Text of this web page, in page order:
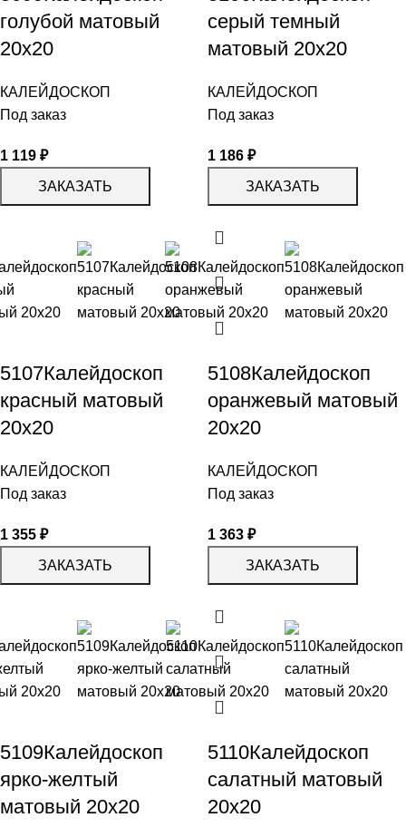
голубой матовый
20х20
КАЛЕЙДОСКОП
Под заказ
1 119 ₽
ЗАКАЗАТЬ
серый темный
матовый 20х20
КАЛЕЙДОСКОП
Под заказ
1 186 ₽
ЗАКАЗАТЬ
5107Калейдоскоп
красный матовый
20х20
КАЛЕЙДОСКОП
Под заказ
1 355 ₽
ЗАКАЗАТЬ
5108Калейдоскоп
оранжевый матовый
20х20
КАЛЕЙДОСКОП
Под заказ
1 363 ₽
ЗАКАЗАТЬ
5109Калейдоскоп
ярко-желтый
матовый 20х20
5110Калейдоскоп
салатный матовый
20х20